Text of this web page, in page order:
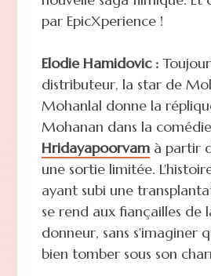
par EpicXperience !
Elodie Hamidovic :
distributeur, la star de
Mohanlal donne la
Mohanan dans la
Hridayapoorvamà partir
une sortie limitée.
ayant subi une
se rend aux fiançailles de
donneur, sans s'imaginer
bien tomber sous son